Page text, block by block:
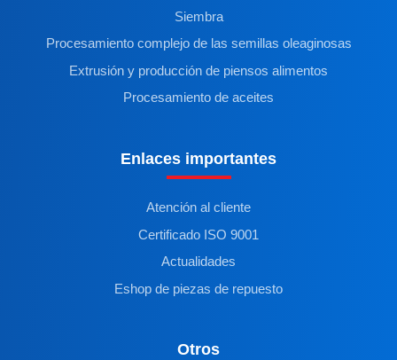
Siembra
Procesamiento complejo de las semillas oleaginosas
Extrusión y producción de piensos alimentos
Procesamiento de aceites
Enlaces importantes
Atención al cliente
Certificado ISO 9001
Actualidades
Eshop de piezas de repuesto
Otros